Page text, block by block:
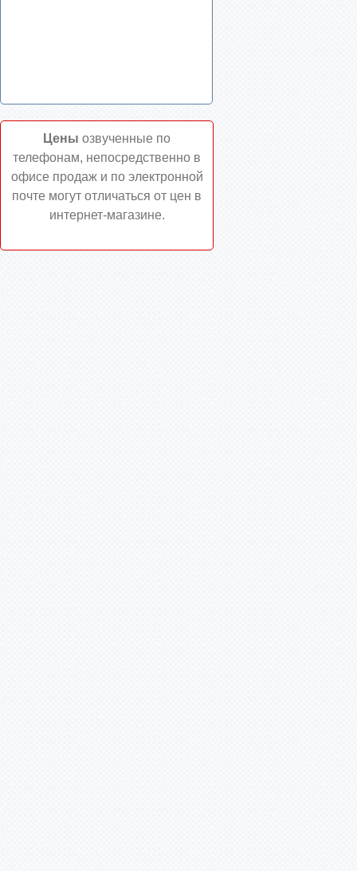
Цены озвученные по
телефонам, непосредственно в
офисе продаж и по электронной
почте могут отличаться от цен в
интернет-магазине.